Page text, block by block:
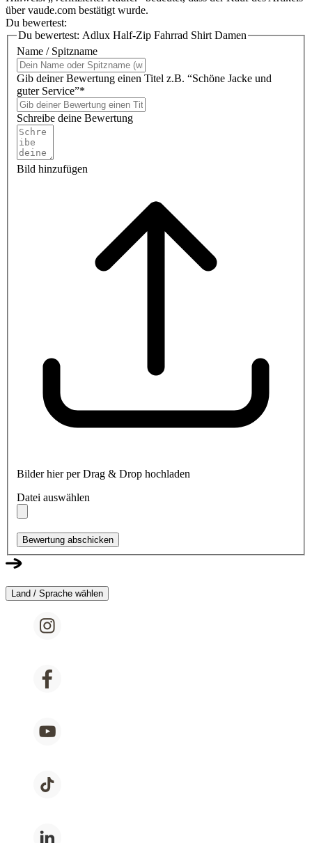
über vaude.com bestätigt wurde.
Du bewertest:
Du bewertest: Adlux Half-Zip Fahrrad Shirt Damen
Name / Spitzname
Gib deiner Bewertung einen Titel z.B. “Schöne Jacke und
guter Service”*
Schreibe deine Bewertung
Bild hinzufügen
Bilder hier per Drag & Drop hochladen
Datei auswählen
Bewertung abschicken
Land / Sprache wählen